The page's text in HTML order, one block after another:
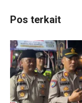
Pos terkait